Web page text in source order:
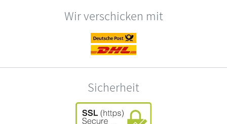
Wir verschicken mit
Sicherheit